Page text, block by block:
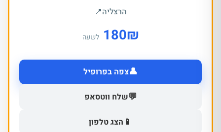
הרצליה📍
₪
180 לשעה
👤צפה בפרופיל
💬שלח ווטסאפ
📱 הצג טלפון